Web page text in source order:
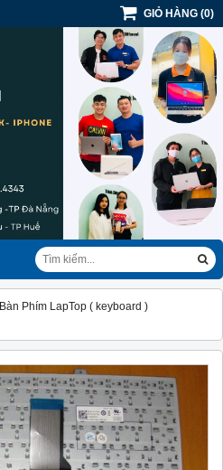
GIỎ HÀNG (0)
Bàn Phím LapTop ( keyboard )